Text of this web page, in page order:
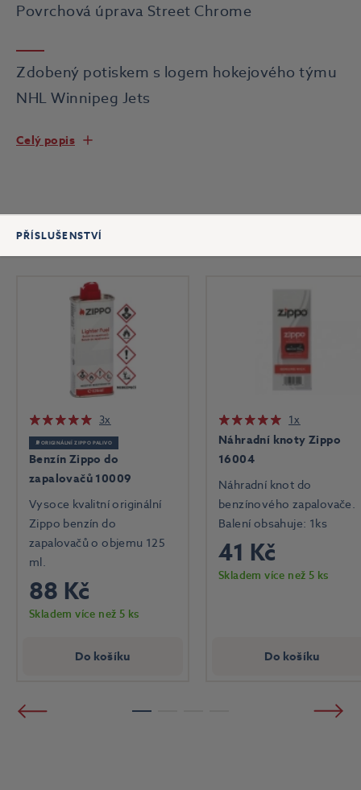
Povrchová úprava Street Chrome
Zdobený potiskem s logem hokejového týmu
NHL Winnipeg Jets
Celý popis
PŘÍSLUŠENSTVÍ
3x
⛽ ORIGINÁLNÍ ZIPPO PALIVO
Benzín Zippo do
zapalovačů 10009
Vysoce kvalitní originální
Zippo benzín do
zapalovačů o objemu 125
ml.
88 Kč
Skladem více než 5 ks
Do košíku
1x
Náhradní knoty Zippo
16004
Náhradní knot do
benzínového zapalovače.
Balení obsahuje: 1ks
41 Kč
Skladem více než 5 ks
Do košíku